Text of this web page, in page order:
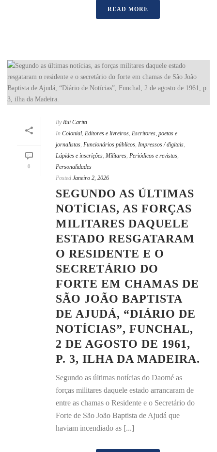
READ MORE
0
By Rui Carita
In Colonial, Editores e livreiros, Escritores, poetas e
jornalistas, Funcionários públicos, Impressos / digitais,
Lápides e inscrições, Militares, Periódicos e revistas,
Personalidades
Posted Janeiro 2, 2026
SEGUNDO AS ÚLTIMAS
NOTÍCIAS, AS FORÇAS
MILITARES DAQUELE
ESTADO RESGATARAM
O RESIDENTE E O
SECRETÁRIO DO
FORTE EM CHAMAS DE
SÃO JOÃO BAPTISTA
DE AJUDÁ, “DIÁRIO DE
NOTÍCIAS”, FUNCHAL,
2 DE AGOSTO DE 1961,
P. 3, ILHA DA MADEIRA.
Segundo as últimas notícias do Daomé as
forças militares daquele estado arrancaram de
entre as chamas o Residente e o Secretário do
Forte de São João Baptista de Ajudá que
haviam incendiado as [...]